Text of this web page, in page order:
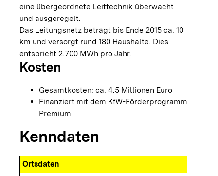
eine übergeordnete Leittechnik überwacht
und ausgeregelt.
Das Leitungsnetz beträgt bis Ende 2015 ca. 10
km und versorgt rund 180 Haushalte. Dies
entspricht 2.700 MWh pro Jahr.
Kosten
Gesamtkosten: ca. 4.5 Millionen Euro
Finanziert mit dem KfW-Förderprogramm
Premium
Kenndaten
Ortsdaten